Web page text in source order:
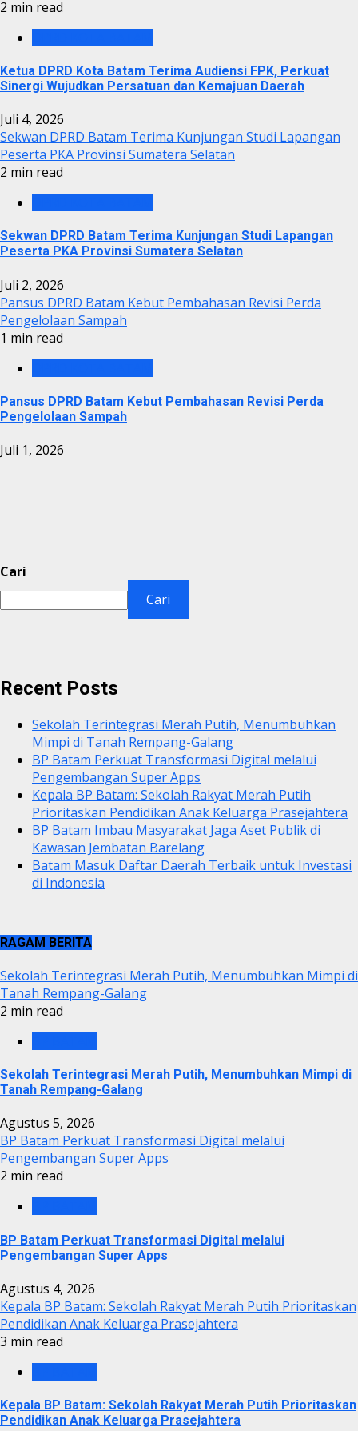
2 min read
Ketua DPRD Kota Batam Terima Audiensi FPK, Perkuat
Sinergi Wujudkan Persatuan dan Kemajuan Daerah
Juli 4, 2026
Sekwan DPRD Batam Terima Kunjungan Studi Lapangan
Peserta PKA Provinsi Sumatera Selatan
2 min read
Sekwan DPRD Batam Terima Kunjungan Studi Lapangan
Peserta PKA Provinsi Sumatera Selatan
Juli 2, 2026
Pansus DPRD Batam Kebut Pembahasan Revisi Perda
Pengelolaan Sampah
1 min read
Pansus DPRD Batam Kebut Pembahasan Revisi Perda
Pengelolaan Sampah
Juli 1, 2026
Cari
Cari
Recent Posts
Sekolah Terintegrasi Merah Putih, Menumbuhkan
Mimpi di Tanah Rempang-Galang
BP Batam Perkuat Transformasi Digital melalui
Pengembangan Super Apps
Kepala BP Batam: Sekolah Rakyat Merah Putih
Prioritaskan Pendidikan Anak Keluarga Prasejahtera
BP Batam Imbau Masyarakat Jaga Aset Publik di
Kawasan Jembatan Barelang
Batam Masuk Daftar Daerah Terbaik untuk Investasi
di Indonesia
RAGAM BERITA
Sekolah Terintegrasi Merah Putih, Menumbuhkan Mimpi di
Tanah Rempang-Galang
2 min read
Sekolah Terintegrasi Merah Putih, Menumbuhkan Mimpi di
Tanah Rempang-Galang
Agustus 5, 2026
BP Batam Perkuat Transformasi Digital melalui
Pengembangan Super Apps
2 min read
BP Batam Perkuat Transformasi Digital melalui
Pengembangan Super Apps
Agustus 4, 2026
Kepala BP Batam: Sekolah Rakyat Merah Putih Prioritaskan
Pendidikan Anak Keluarga Prasejahtera
3 min read
Kepala BP Batam: Sekolah Rakyat Merah Putih Prioritaskan
Pendidikan Anak Keluarga Prasejahtera